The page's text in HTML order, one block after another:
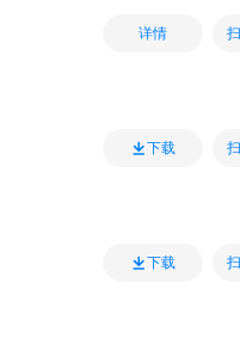
详情
下载
下载